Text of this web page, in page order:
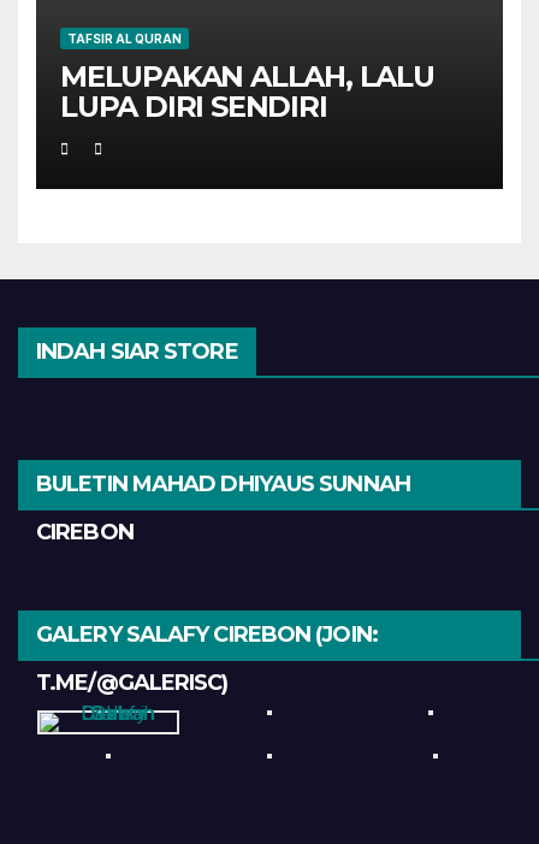
TAFSIR AL QURAN
MELUPAKAN ALLAH, LALU
LUPA DIRI SENDIRI
INDAH SIAR STORE
BULETIN MAHAD DHIYAUS SUNNAH
CIREBON
GALERY SALAFY CIREBON (JOIN:
T.ME/@GALERISC)